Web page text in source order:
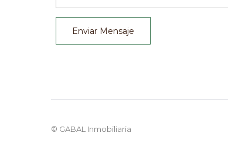
Enviar Mensaje
© GABAL Inmobiliaria